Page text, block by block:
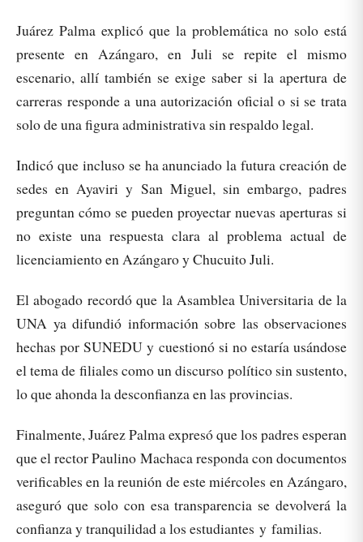
Juárez Palma explicó que la problemática no solo está
presente en Azángaro, en Juli se repite el mismo
escenario, allí también se exige saber si la apertura de
carreras responde a una autorización oficial o si se trata
solo de una figura administrativa sin respaldo legal.
Indicó que incluso se ha anunciado la futura creación de
sedes en Ayaviri y San Miguel, sin embargo, padres
preguntan cómo se pueden proyectar nuevas aperturas si
no existe una respuesta clara al problema actual de
licenciamiento en Azángaro y Chucuito Juli.
El abogado recordó que la Asamblea Universitaria de la
UNA ya difundió información sobre las observaciones
hechas por SUNEDU y cuestionó si no estaría usándose
el tema de filiales como un discurso político sin sustento,
lo que ahonda la desconfianza en las provincias.
Finalmente, Juárez Palma expresó que los padres esperan
que el rector Paulino Machaca responda con documentos
verificables en la reunión de este miércoles en Azángaro,
aseguró que solo con esa transparencia se devolverá la
confianza y tranquilidad a los estudiantes y familias.